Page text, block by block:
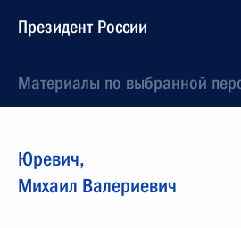
Президент России
Материалы по выбранной
Юревич,
Михаил Валериевич